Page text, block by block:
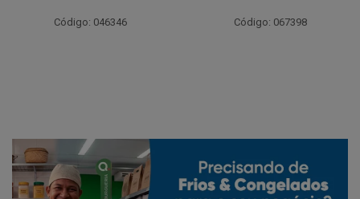
Código: 046346 Código: 067398